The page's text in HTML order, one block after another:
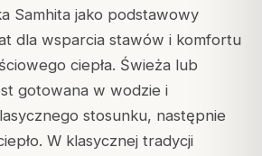
Samhita jako podstawowy
dla wsparcia stawów i komfortu
ciepła. Świeża lub
gotowana w wodzie i
stosunku, następnie
W klasycznej tradycji